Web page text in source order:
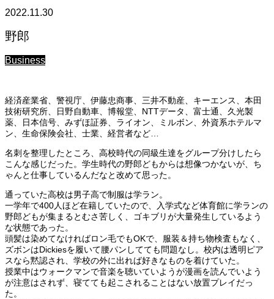
2022.11.30
野郎
Business
経済産業省、警視庁、伊藤忠商事、三井不動産、キーエンス、本田
技術研究所、日野自動車、博報堂、NTTデータ、富士通、久光製
薬、日本信号、みずほ証券、ライオン、ミルボン、外資系ホテルマ
ン、生命保険会社、士業、経営者など…
名刺を整理したところ、高校時代の同級生達をグループ分けしたら
こんな感じだった。学生時代の野郎どもからは想像つかないが、ち
ゃんと仕事しているんだなと改めて思った。
通っていた高校は男子高で制服は学ラン。
一学年で400人ほど在籍していたので、入学式など体育館に学ランの
野郎どもが集まるとむさ苦しく、ゴキブリが大量発生しているよう
な状態であった。
頭髪は染めてなければロン毛でもOKで、服装＆持ち物検査もなく、
ズボンはDickiesを履いて腰パンしてても問題なし。校内は透明ピア
スなら黙認され、学校の外に出れば好きなものを着けていた。
授業中はウォークマンで音楽を聴いていようが漫画を読んでいよう
が注意はされず、寝てても起こされることはない放置プレイだっ
た。